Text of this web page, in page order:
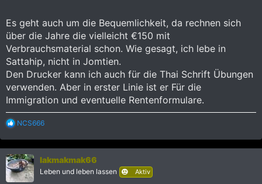
Es geht auch um die Bequemlichkeit, da rechnen sich
über die Jahre die vielleicht €150 mit
Verbrauchsmaterial schon. Wie gesagt, ich lebe in
Sattahip, nicht in Jomtien.
Den Drucker kann ich auch für die Thai Schrift Übungen
verwenden. Aber in erster Linie ist er Für die
Immigration und eventuelle Rentenformulare.
R
a
k
t
i
o
NCS666
lakmakmak66
Leben und leben lassen Aktiv